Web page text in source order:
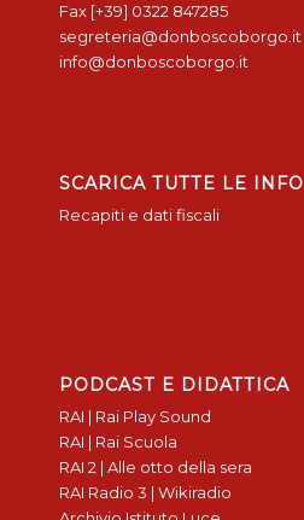
Fax [+39] 0322 847285
segreteria@donboscoborgo.it
info@donboscoborgo.it
SCARICA TUTTE LE INFO
Recapiti e dati fiscali
PODCAST E DIDATTICA
RAI | Rai Play Sound
RAI | Rai Scuola
RAI 2 | Alle otto della sera
RAI Radio 3 | Wikiradio